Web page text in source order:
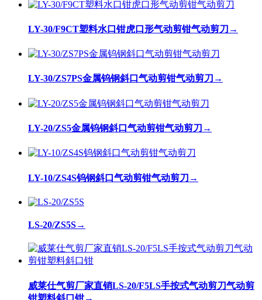
LY-30/F9CT塑料水口钳虎口形气动剪钳气动剪刀 →
LY-30/ZS7PS金属钨钢斜口气动剪钳气动剪刀 →
LY-20/ZS5金属钨钢斜口气动剪钳气动剪刀 →
LY-10/ZS4S钨钢斜口气动剪钳气动剪刀 →
LS-20/ZS5S→
威莱仕气剪厂家直销LS-20/F5LS手按式气动剪刀气动剪
钳塑料斜口钳→